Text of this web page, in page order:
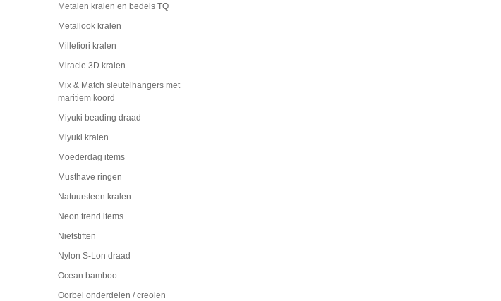
Metalen kralen en bedels TQ
Metallook kralen
Millefiori kralen
Miracle 3D kralen
Mix & Match sleutelhangers met
maritiem koord
Miyuki beading draad
Miyuki kralen
Moederdag items
Musthave ringen
Natuursteen kralen
Neon trend items
Nietstiften
Nylon S-Lon draad
Ocean bamboo
Oorbel onderdelen / creolen